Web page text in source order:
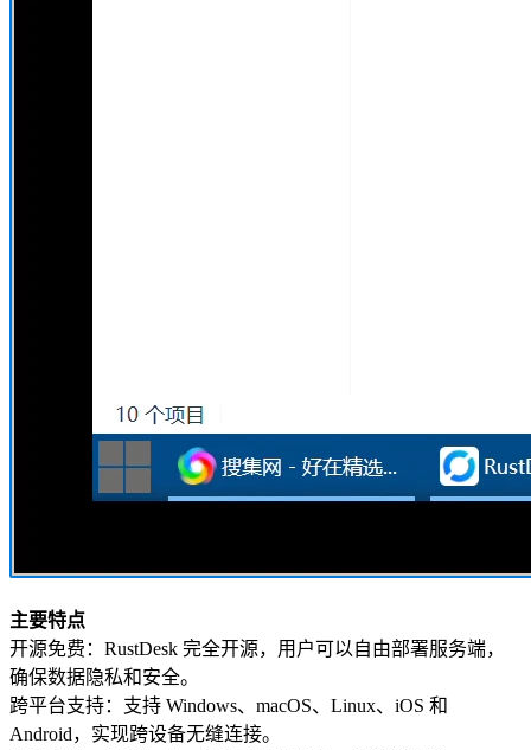
主要特点
开源免费：RustDesk 完全开源，用户可以自由部署服务端，
确保数据隐私和安全。
跨平台支持：支持 Windows、macOS、Linux、iOS 和
Android，实现跨设备无缝连接。